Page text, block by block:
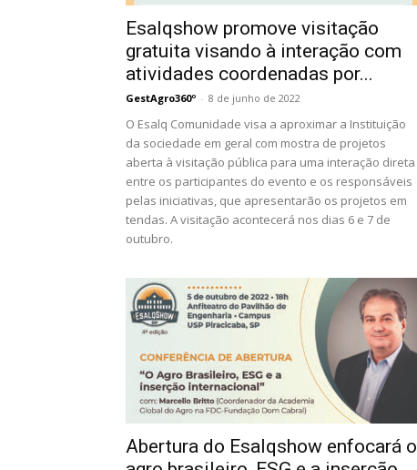
Esalqshow promove visitação
gratuita visando à interação com
atividades coordenadas por...
GestAgro360º - 8 de junho de 2022
O Esalq Comunidade visa a aproximar a Instituição
da sociedade em geral com mostra de projetos
aberta à visitação pública para uma interação direta
entre os participantes do evento e os responsáveis
pelas iniciativas, que apresentarão os projetos em
tendas. A visitação acontecerá nos dias 6 e 7 de
outubro.
Abertura do Esalqshow enfocará o